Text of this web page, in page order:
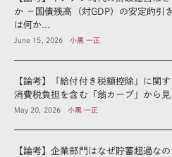
か －国債残高（対GDP）の安定的引
は何か...
June 15, 2026 小黒 一正
【論考】「給付付き税額控除」に関
消費税負担を含む「翁カーブ」から見
May 20, 2026 小黒 一正
【論考】企業部門はなぜ貯蓄超過な